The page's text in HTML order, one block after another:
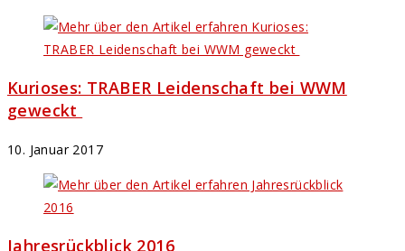
Kurioses: TRABER Leidenschaft bei WWM
geweckt
10. Januar 2017
Jahresrückblick 2016